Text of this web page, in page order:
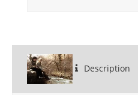
Description